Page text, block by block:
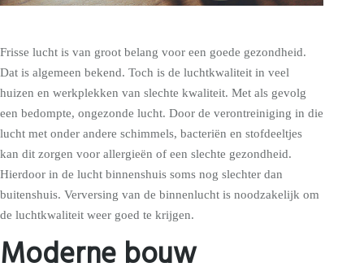
Frisse lucht is van groot belang voor een goede gezondheid.
Dat is algemeen bekend. Toch is de luchtkwaliteit in veel
huizen en werkplekken van slechte kwaliteit. Met als gevolg
een bedompte, ongezonde lucht. Door de verontreiniging in die
lucht met onder andere schimmels, bacteriën en stofdeeltjes
kan dit zorgen voor allergieën of een slechte gezondheid.
Hierdoor in de lucht binnenshuis soms nog slechter dan
buitenshuis. Verversing van de binnenlucht is noodzakelijk om
de luchtkwaliteit weer goed te krijgen.
Moderne bouw